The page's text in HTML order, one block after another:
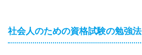
社会人のための資格試験の勉強法